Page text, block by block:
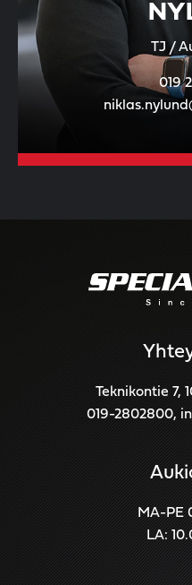
TJ /
019
Teknikontie 7,
019-2802800,
MA-PE
LA: